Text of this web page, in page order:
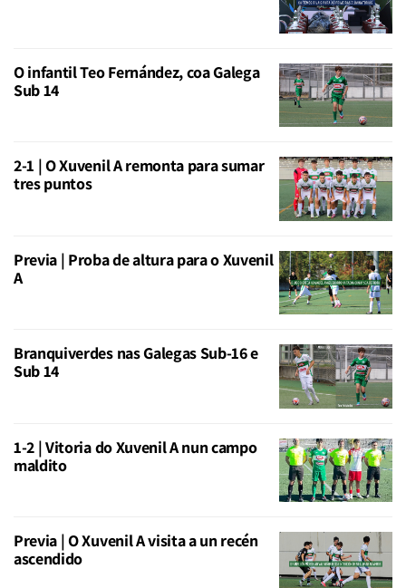
O infantil Teo Fernández, coa Galega
Sub 14
2-1 | O Xuvenil A remonta para sumar
tres puntos
Previa | Proba de altura para o Xuvenil
A
Branquiverdes nas Galegas Sub-16 e
Sub 14
1-2 | Vitoria do Xuvenil A nun campo
maldito
Previa | O Xuvenil A visita a un recén
ascendido